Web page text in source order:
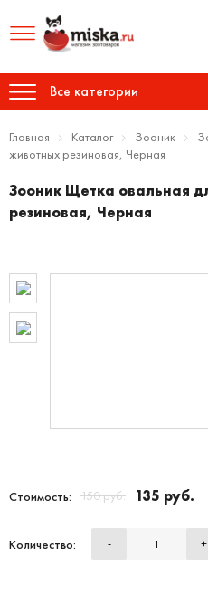
Все категории
Главная Каталог Зооник
животных резиновая, Черная
Зооник Щетка овальная
резиновая, Черная
Стоимость: 150 руб. 135 руб.
Количество: - +